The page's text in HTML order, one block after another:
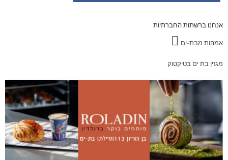
אנחנו ברשתות החברתיות
אמהות מבת-ים
מגזין בת ים בטיקטוק